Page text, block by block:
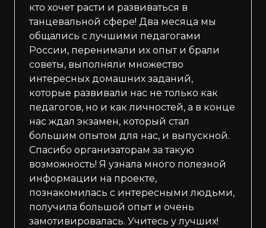
кто хочет расти и развиваться в
танцевальной сфере! Два месяца мы
общались с лучшими педагогами
России, перенимали их опыт и брали
советы, выполняли множество
интересных домашних заданий,
которые развивали нас не только как
педагогов, но и как личностей, а в конце
нас ждал экзамен, который стал
большим опытом для нас, и выпускной.
Спасибо организаторам за такую
возможность! Я узнала много полезной
информации на проекте,
познакомилась с интересными людьми,
получила большой опыт и очень
замотивировалась. Учитесь у лучших!